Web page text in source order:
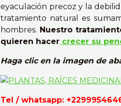
eyaculación precoz y la
tratamiento natural es
hombres. Nuestro
quieren hacer crecer su
Haga clic en la imagen de
Tel / whatsapp: